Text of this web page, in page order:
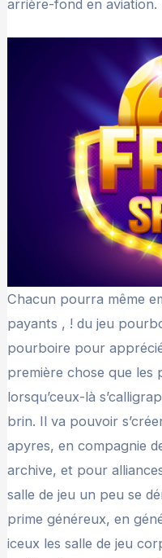
arrière-fond en aviation.
Chacun pourra même
payants , ! du jeu
pourboire pour
première chose que les
lorsqu’ceux-là
brin. Il va pouvoir
apyres, en compagnie
archive, et pour
salle de jeu un peu se
prime généreux, en
iceux les salle de jeu